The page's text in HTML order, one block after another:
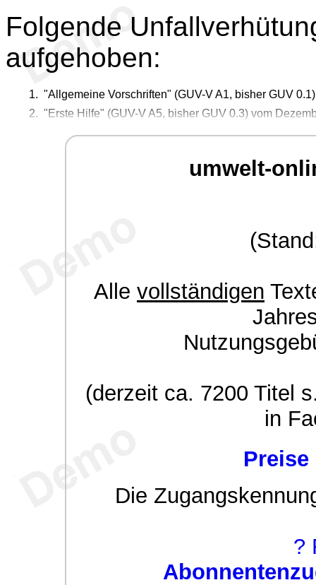
Folgende
aufgehoben:
"Allgemeine Vorschriften" (GUV-V A1, bisher GUV
"Erste Hilfe" (GUV-V A5, bisher GUV 0.3) vom
umwelt-
Alle vollständigen
(derzeit ca. 7200 Titel
in
Die
?